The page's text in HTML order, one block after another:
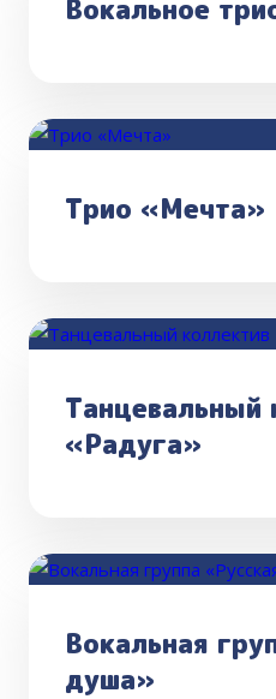
Вокальное
Трио «Мечта»
Танцевальный
«Радуга»
Вокальная
душа»